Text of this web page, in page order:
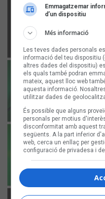
Emmagatzemar
d’un dispositiu
Més informació
Les teves dades personals
informació del teu dispositiu
altres dades del dispositiu)
els quals també podran
mateix, aquest lloc web
aquesta informació.
utilitzar dades de
És possible que alguns
personals per motius
disconformitat amb aquest
següents. A la part inferior
web, cerca un enllaç per
configuració de privadesa i